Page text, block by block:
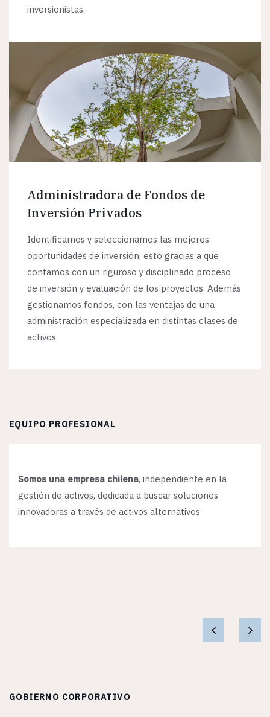
inversionistas.
Administradora de Fondos de
Inversión Privados
Identificamos y seleccionamos las mejores
oportunidades de inversión, esto gracias a que
contamos con un riguroso y disciplinado proceso
de inversión y evaluación de los proyectos. Además
gestionamos fondos, con las ventajas de una
administración especializada en distintas clases de
activos.
EQUIPO PROFESIONAL
Somos una empresa chilena, independiente en la
gestión de activos, dedicada a buscar soluciones
innovadoras a través de activos alternativos.
GOBIERNO CORPORATIVO